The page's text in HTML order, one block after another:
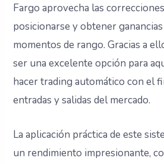
Fargo aprovecha las
posicionarse y obtener
momentos de rango. Gracias a
ser una excelente opción para
hacer trading automático con el
entradas y salidas del mercado.
La aplicación práctica de este
un rendimiento impresionante,